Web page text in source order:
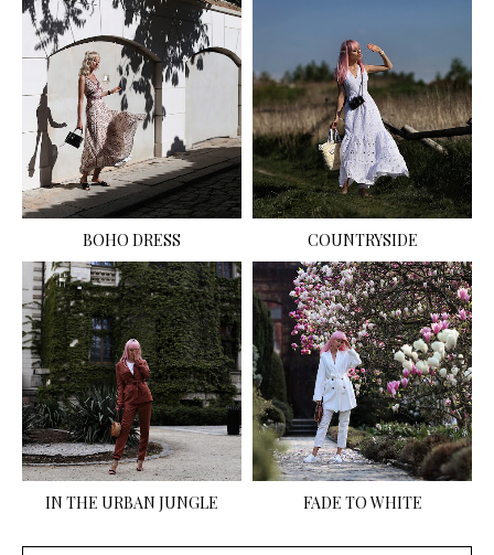
BOHO DRESS COUNTRYSIDE
IN THE URBAN JUNGLE FADE TO WHITE